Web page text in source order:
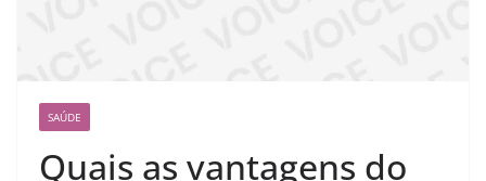
SAÚDE
Quais as vantagens do